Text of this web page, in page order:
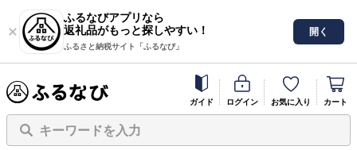
ふるなびアプリなら
返礼品がもっと探しやすい！
ふるさと納税サイト「ふるなび」
開く
ガイド ログイン お気に入り カート
キーワードを入力